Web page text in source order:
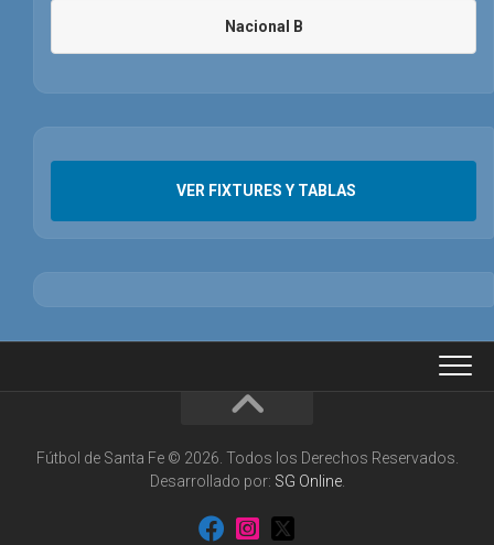
Nacional B
VER FIXTURES Y TABLAS
Fútbol de Santa Fe © 2026. Todos los Derechos Reservados.
Desarrollado por: SG Online.